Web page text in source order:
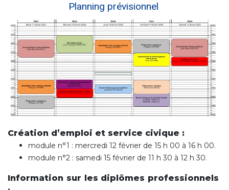
Planning prévisionnel
Création d’emploi et service civique :
module n°1 : mercredi 12 février de 15 h 00 à 16 h 00.
module n°2 : samedi 15 février de 11 h 30 à 12 h 30.
Information sur les diplômes professionnels